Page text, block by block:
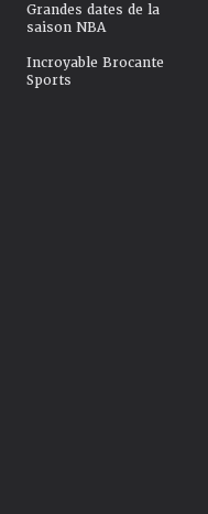
Grandes dates de la
saison NBA
Incroyable Brocante
Sports